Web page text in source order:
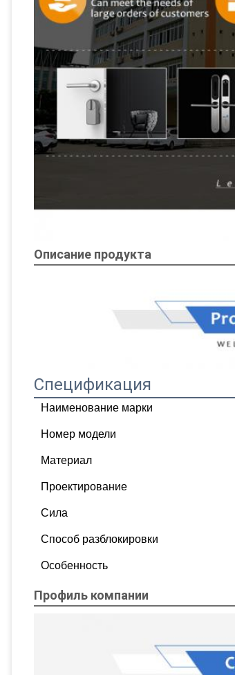
Описание продукта
Спецификация
Наименование марки
Номер модели
Материал
Проектирование
Сила
Способ разблокировки
Особенность
Профиль компании